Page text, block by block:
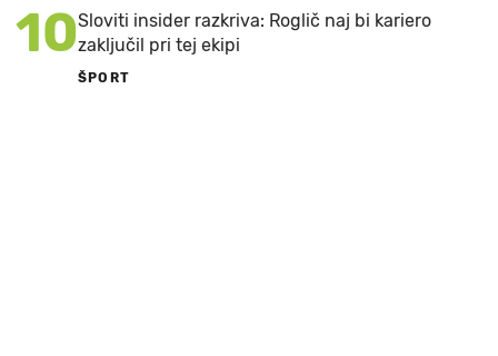
10Sloviti insider razkriva: Roglič naj bi kariero
zaključil pri tej ekipi
ŠPORT